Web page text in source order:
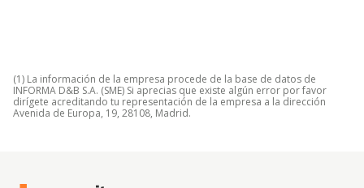
(1) La información de la empresa procede de la base de datos de
INFORMA D&B S.A. (SME) Si aprecias que existe algún error por favor
dirígete acreditando tu representación de la empresa a la dirección
Avenida de Europa, 19, 28108, Madrid.